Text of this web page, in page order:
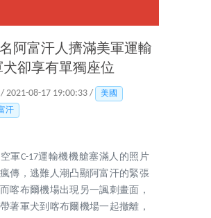
阿富汗人擠滿美軍運輸
犬卻享有單獨座位
/ 2021-08-17 19:00:33 /
美國
汗
軍C-17運輸機機艙塞滿人的照片
傳，逃難人潮凸顯阿富汗的緊張
喀布爾機場出現另一諷刺畫面，
著軍犬到喀布爾機場一起撤離，